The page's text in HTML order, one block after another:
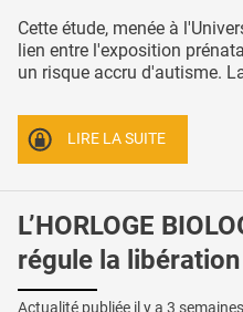
Cette étude, menée à
lien entre l'exposition
un risque accru d'autisme.
LIRE LA SUITE
L’HORLOGE
régule la
Actualité publiée il y a 3